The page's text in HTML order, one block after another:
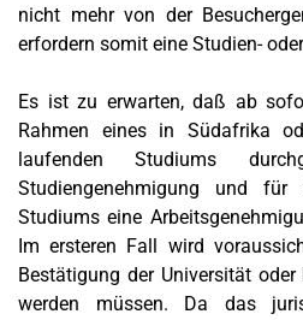
nicht mehr von der
erfordern somit eine Studien-
Es ist zu erwarten, daß ab
Rahmen eines in Südafrika
laufenden Studiums
Studiengenehmigung und für
Studiums eine
Im ersteren Fall wird
Bestätigung der Universität
werden müssen. Da das